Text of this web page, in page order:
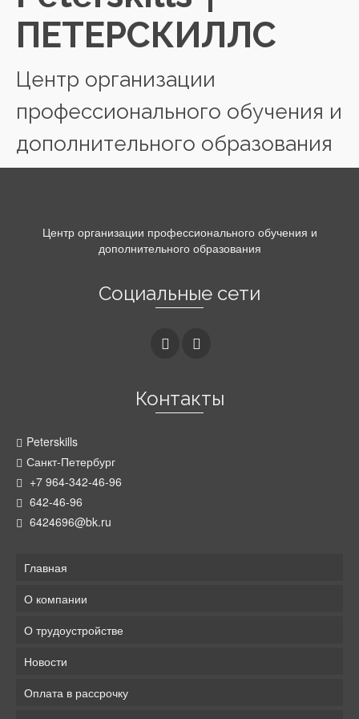
ПЕТЕРСКИЛЛС
Центр организации
профессионального обучения и
дополнительного образования
Центр организации профессионального обучения и
дополнительного образования
Социальные сети
Контакты
Peterskills
Санкт-Петербург
+7 964-342-46-96
642-46-96
6424696@bk.ru
Главная
О компании
О трудоустройстве
Новости
Оплата в рассрочку